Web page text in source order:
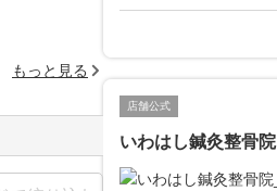
店舗公式
いわはし鍼灸整骨院
もっと見る